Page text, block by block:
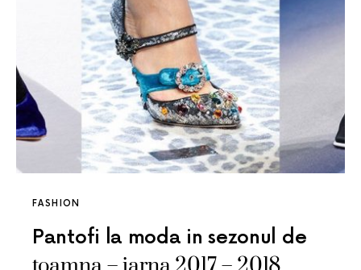
FASHION
Pantofi la moda in sezonul de